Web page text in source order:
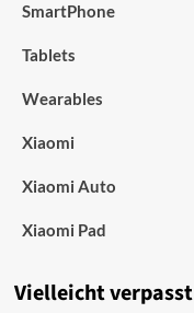
SmartPhone
Tablets
Wearables
Xiaomi
Xiaomi Auto
Xiaomi Pad
Vielleicht verpasst